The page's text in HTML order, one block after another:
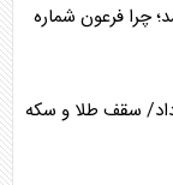
چرا فرعون شماره
طلا و سکه امروز چهارشنبه ۱۴ مرداد/ سقف طلا و سکه